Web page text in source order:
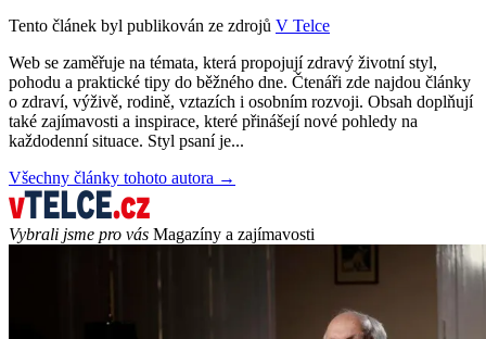
Tento článek byl publikován ze zdrojů V Telce
Web se zaměřuje na témata, která propojují zdravý životní styl,
pohodu a praktické tipy do běžného dne. Čtenáři zde najdou články
o zdraví, výživě, rodině, vztazích i osobním rozvoji. Obsah doplňují
také zajímavosti a inspirace, které přinášejí nové pohledy na
každodenní situace. Styl psaní je...
Všechny články tohoto autora →
Vybrali jsme pro vás Magazíny a zajímavosti